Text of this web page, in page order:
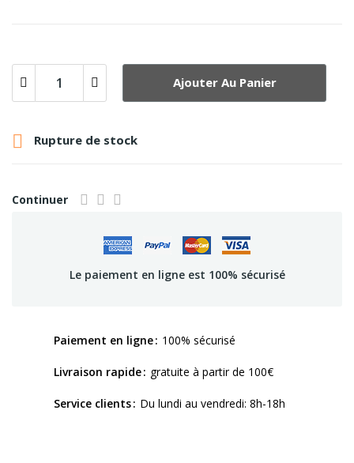
Ajouter Au Panier
 Rupture de stock
Continuer
Le paiement en ligne est 100% sécurisé
Paiement en ligne 100% sécurisé
Livraison rapide gratuite à partir de 100€
Service clients Du lundi au vendredi: 8h-18h